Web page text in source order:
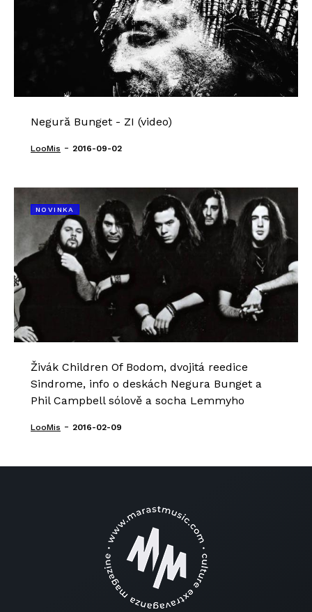
Negură Bunget - ZI (video)
LooMis - 2016-09-02
NOVINKA
Živák Children Of Bodom, dvojitá reedice
Sindrome, info o deskách Negura Bunget a
Phil Campbell sólově a socha Lemmyho
LooMis - 2016-02-09